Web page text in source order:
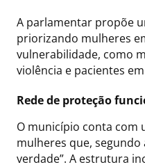
A parlamentar propõe
priorizando mulheres
vulnerabilidade, como
violência e pacientes
Rede de proteção
O município conta com
mulheres que, segundo
verdade”. A estrutura